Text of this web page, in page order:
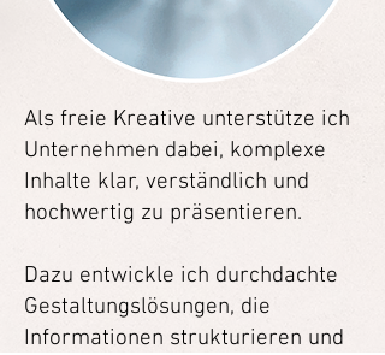
Als freie Kreative unterstütze ich
Unternehmen dabei, komplexe
Inhalte klar, verständlich und
hochwertig zu präsentieren.
Dazu entwickle ich durchdachte
Gestaltungslösungen, die
Informationen strukturieren und